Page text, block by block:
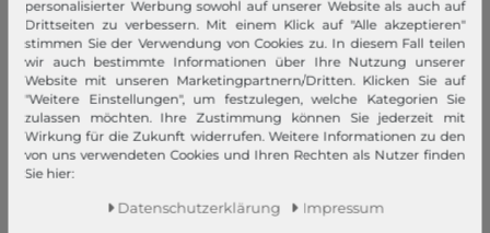
Mein Konto
Login
Neukunde?
Informationen
Kontakt
Rückrufservice
personalisierter Werbung sowohl auf unserer Website als auch auf
Drittseiten zu verbessern. Mit einem Klick auf "Alle akzeptieren"
stimmen Sie der Verwendung von Cookies zu. In diesem Fall teilen
wir auch bestimmte Informationen über Ihre Nutzung unserer
Website mit unseren Marketingpartnern/Dritten. Klicken Sie auf
"Weitere Einstellungen", um festzulegen, welche Kategorien Sie
zulassen möchten. Ihre Zustimmung können Sie jederzeit mit
Wirkung für die Zukunft widerrufen. Weitere Informationen zu den
von uns verwendeten Cookies und Ihren Rechten als Nutzer finden
Sie hier:
Daten­schutz­erklärung Impressum